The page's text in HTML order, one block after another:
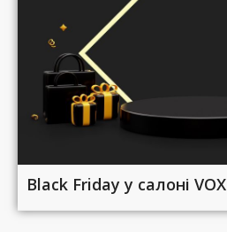
Black Friday у салоні VOX